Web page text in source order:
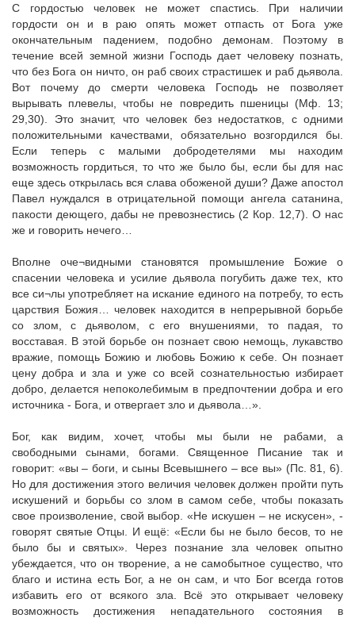
С гордостью человек не может спастись. При наличии
гордости он и в раю опять может отпасть от Бога уже
окончательным падением, подобно демонам. Поэтому в
течение всей земной жизни Господь дает человеку познать,
что без Бога он ничто, он раб своих страстишек и раб дьявола.
Вот почему до смерти человека Господь не позволяет
вырывать плевелы, чтобы не повредить пшеницы (Мф. 13;
29,30). Это значит, что человек без недостатков, с одними
положительными качествами, обязательно возгордился бы.
Если теперь с малыми добродетелями мы находим
возможность гордиться, то что же было бы, если бы для нас
еще здесь открылась вся слава обоженой души? Даже апостол
Павел нуждался в отрицательной помощи ангела сатанина,
пакости деющего, дабы не превознестись (2 Кор. 12,7). О нас
же и говорить нечего…
Вполне оче¬видными становятся промышление Божие о
спасении человека и усилие дьявола погубить даже тех, кто
все си¬лы употребляет на искание единого на потребу, то есть
царствия Божия… человек находится в непрерывной борьбе
со злом, с дьяволом, с его внушениями, то падая, то
восставая. В этой борьбе он познает свою немощь, лукавство
вражие, помощь Божию и любовь Божию к себе. Он познает
цену добра и зла и уже со всей сознательностью избирает
добро, делается непоколебимым в предпочтении добра и его
источника - Бога, и отвергает зло и дьявола…».
Бог, как видим, хочет, чтобы мы были не рабами, а
свободными сынами, богами. Священное Писание так и
говорит: «вы – боги, и сыны Всевышнего – все вы» (Пс. 81, 6).
Но для достижения этого величия человек должен пройти путь
искушений и борьбы со злом в самом себе, чтобы показать
свое произволение, свой выбор. «Не искушен – не искусен», -
говорят святые Отцы. И ещё: «Если бы не было бесов, то не
было бы и святых». Через познание зла человек опытно
убеждается, что он творение, а не самобытное существо, что
благо и истина есть Бог, а не он сам, и что Бог всегда готов
избавить его от всякого зла. Всё это открывает человеку
возможность достижения непадательного состояния в